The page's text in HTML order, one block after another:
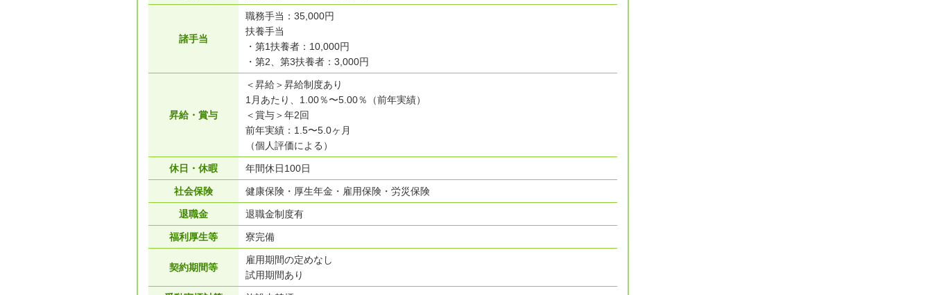
諸手当
職務手当：35,000円
扶養手当
・第1扶養者：10,000円
・第2、第3扶養者：3,000円
昇給・賞与
＜昇給＞昇給制度あり
1月あたり、1.00％〜5.00％（前年実績）
＜賞与＞年2回
前年実績：1.5〜5.0ヶ月
（個人評価による）
休日・休暇 年間休日100日
社会保険 健康保険・厚生年金・雇用保険・労災保険
退職金 退職金制度有
福利厚生等 寮完備
契約期間等
雇用期間の定めなし
試用期間あり